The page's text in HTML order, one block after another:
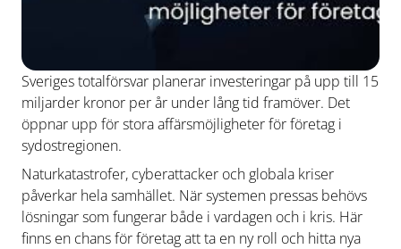
Sveriges totalförsvar planerar investeringar på upp till 15
miljarder kronor per år under lång tid framöver. Det
öppnar upp för stora affärsmöjligheter för företag i
sydostregionen.
Naturkatastrofer, cyberattacker och globala kriser
påverkar hela samhället. När systemen pressas behövs
lösningar som fungerar både i vardagen och i kris. Här
finns en chans för företag att ta en ny roll och hitta nya